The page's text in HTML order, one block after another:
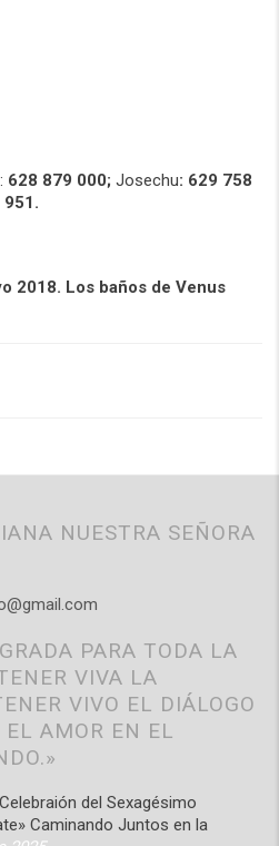
628 879 000; Josechu: 629 758
951.
2018. Los baños de Venus
NUESTRA SEÑORA
PARA TODA LA
VIVA LA
VIVO EL DIÁLOGO
AMOR EN EL
del Sexagésimo
Caminando Juntos en la